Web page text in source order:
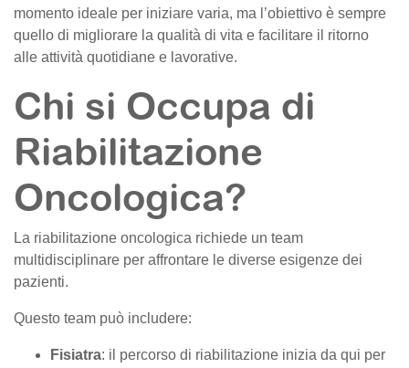
momento ideale per iniziare varia, ma l’obiettivo è sempre
quello di migliorare la qualità di vita e facilitare il ritorno
alle attività quotidiane e lavorative.
Chi si Occupa di
Riabilitazione
Oncologica?
La riabilitazione oncologica richiede un team
multidisciplinare per affrontare le diverse esigenze dei
pazienti.
Questo team può includere:
Fisiatra: il percorso di riabilitazione inizia da qui per